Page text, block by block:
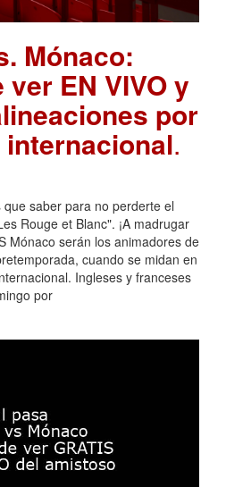
Mónaco:
EN VIVO y
por
.
saber para no perderte el
Rouge et Blanc". ¡A madrugar
Mónaco serán los animadores de
cuando se midan en
Ingleses y franceses
por